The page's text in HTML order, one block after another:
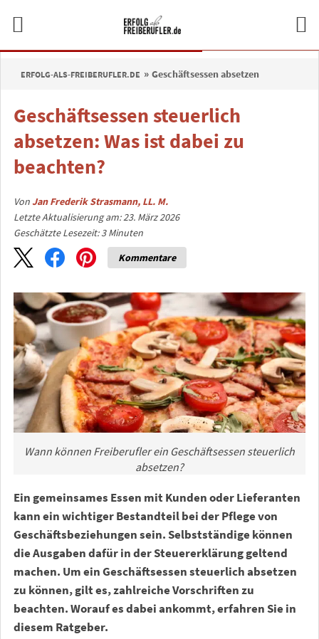
ERFOLG-ALS-FREIBERUFLER.DE Geschäftsessen absetzen
Geschäftsessen steuerlich
absetzen: Was ist dabei zu
beachten?
VonJan Frederik Strasmann, LL. M.
Letzte Aktualisierung am: 23. März 2026
Geschätzte Lesezeit:3 Minuten
Kommentare
Wann können Freiberufler ein Geschäftsessen steuerlich
absetzen?
Ein gemeinsames Essen mit Kunden oder Lieferanten
kann ein wichtiger Bestandteil bei der Pflege von
Geschäftsbeziehungen sein. Selbstständige können
die Ausgaben dafür in der Steuererklärung geltend
machen. Um ein Geschäftsessen steuerlich absetzen
zu können, gilt es, zahlreiche Vorschriften zu
beachten. Worauf es dabei ankommt, erfahren Sie in
diesem Ratgeber.